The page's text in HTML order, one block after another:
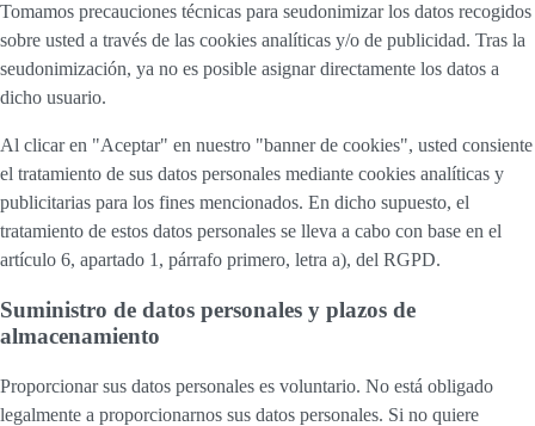
Tomamos precauciones técnicas para seudonimizar los datos recogidos
sobre usted a través de las cookies analíticas y/o de publicidad. Tras la
seudonimización, ya no es posible asignar directamente los datos a
dicho usuario.
Al clicar en "Aceptar" en nuestro "banner de cookies", usted consiente
el tratamiento de sus datos personales mediante cookies analíticas y
publicitarias para los fines mencionados. En dicho supuesto, el
tratamiento de estos datos personales se lleva a cabo con base en el
artículo 6, apartado 1, párrafo primero, letra a), del RGPD.
Suministro de datos personales y plazos de
almacenamiento
Proporcionar sus datos personales es voluntario. No está obligado
legalmente a proporcionarnos sus datos personales. Si no quiere